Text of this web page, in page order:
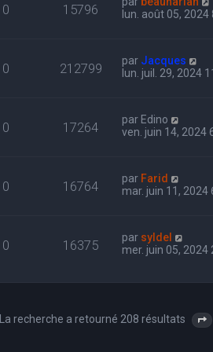
0 15796
lun. août 05, 2024
0 212799 par Jacques
lun. juil. 29, 2024
0 17264 par Edino
ven. juin 14, 2024
0 16764 par Farid
mar. juin 11, 2024
0 16375 par syldel
mer. juin 05, 2024
La recherche a retourné 208 résultats